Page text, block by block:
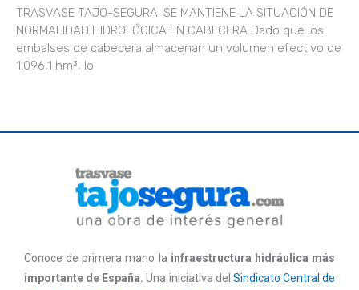
TRASVASE TAJO-SEGURA: SE MANTIENE LA SITUACIÓN DE
NORMALIDAD HIDROLÓGICA EN CABECERA Dado que los
embalses de cabecera almacenan un volumen efectivo de
1.096,1 hm³, lo
Conoce de primera mano la infraestructura hidráulica más
importante de España.Una iniciativa del Sindicato Central de